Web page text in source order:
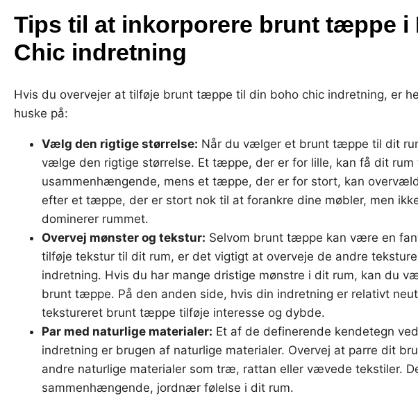
Tips til at inkorporere brunt tæppe i
Chic indretning
Hvis du overvejer at tilføje brunt tæppe til din boho chic indretning, er
huske på:
Vælg den rigtige størrelse: Når du vælger et brunt tæppe til dit
vælge den rigtige størrelse. Et tæppe, der er for lille, kan få dit rum
usammenhængende, mens et tæppe, der er for stort, kan
efter et tæppe, der er stort nok til at forankre dine møbler, men
dominerer rummet.
Overvej mønster og tekstur: Selvom brunt tæppe kan være en
tilføje tekstur til dit rum, er det vigtigt at overveje de andre
indretning. Hvis du har mange dristige mønstre i dit rum, kan du
brunt tæppe. På den anden side, hvis din indretning er relativt
tekstureret brunt tæppe tilføje interesse og dybde.
Par med naturlige materialer: Et af de definerende kendetegn
indretning er brugen af naturlige materialer. Overvej at parre dit
andre naturlige materialer som træ, rattan eller vævede tekstiler.
sammenhængende, jordnær følelse i dit rum.